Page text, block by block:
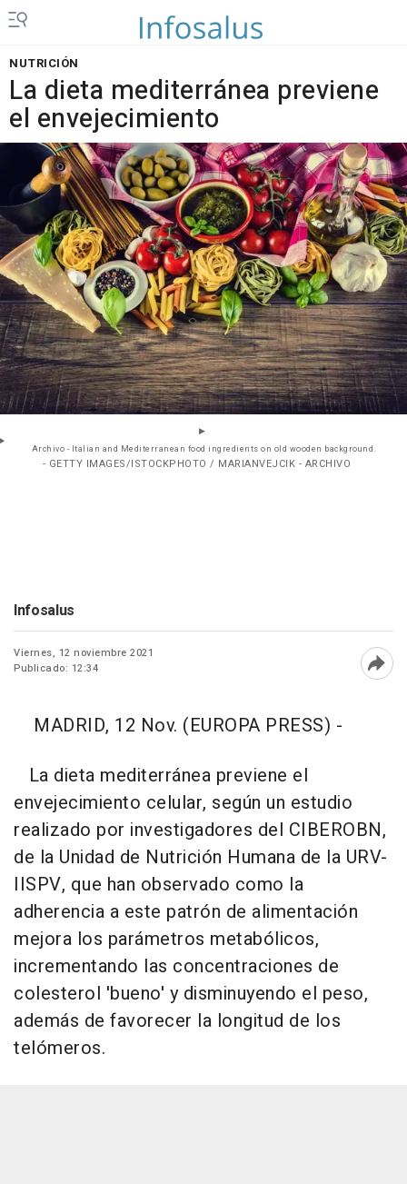
NUTRICIÓN
La dieta mediterránea previene
el envejecimiento
Archivo - Italian and Mediterranean food ingredients on old wooden background.
- GETTY IMAGES/ISTOCKPHOTO / MARIANVEJCIK - ARCHIVO
Infosalus
Viernes, 12 noviembre 2021
Publicado: 12:34
MADRID, 12 Nov. (EUROPA PRESS) -
La dieta mediterránea previene el
envejecimiento celular, según un estudio
realizado por investigadores del CIBEROBN,
de la Unidad de Nutrición Humana de la URV-
IISPV, que han observado como la
adherencia a este patrón de alimentación
mejora los parámetros metabólicos,
incrementando las concentraciones de
colesterol 'bueno' y disminuyendo el peso,
además de favorecer la longitud de los
telómeros.